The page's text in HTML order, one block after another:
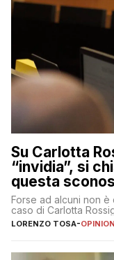
Su Carlotta
“invidia”, si
questa
Forse ad alcuni non
caso di Carlotta
LORENZO TOSA-